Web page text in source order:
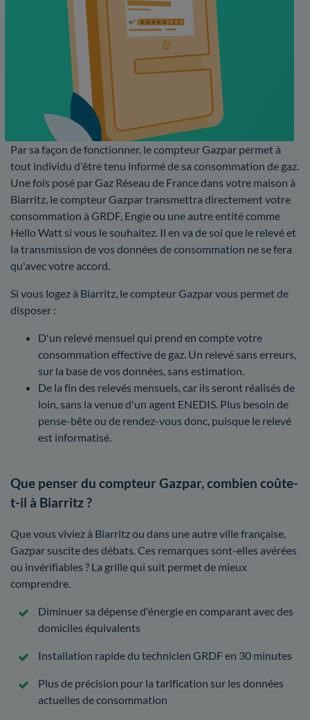
Par sa façon de fonctionner, le compteur Gazpar permet à
tout individu d'être tenu informé de sa consommation de gaz.
Une fois posé par Gaz Réseau de France dans votre maison à
Biarritz, le compteur Gazpar transmettra directement votre
consommation à GRDF, Engie ou une autre entité comme
Hello Watt si vous le souhaitez. Il en va de soi que le relevé et
la transmission de vos données de consommation ne se fera
qu'avec votre accord.
Si vous logez à Biarritz, le compteur Gazpar vous permet de
disposer :
D'un relevé mensuel qui prend en compte votre
consommation effective de gaz. Un relevé sans erreurs,
sur la base de vos données, sans estimation.
De la fin des relevés mensuels, car ils seront réalisés de
loin, sans la venue d'un agent ENEDIS. Plus besoin de
pense-bête ou de rendez-vous donc, puisque le relevé
est informatisé.
Que penser du compteur Gazpar, combien coûte-
t-il à Biarritz ?
Que vous viviez à Biarritz ou dans une autre ville française,
Gazpar suscite des débats. Ces remarques sont-elles avérées
ou invérifiables ? La grille qui suit permet de mieux
comprendre.
Diminuer sa dépense d'énergie en comparant avec des
domiciles équivalents
Installation rapide du technicien GRDF en 30 minutes
Plus de précision pour la tarification sur les données
actuelles de consommation